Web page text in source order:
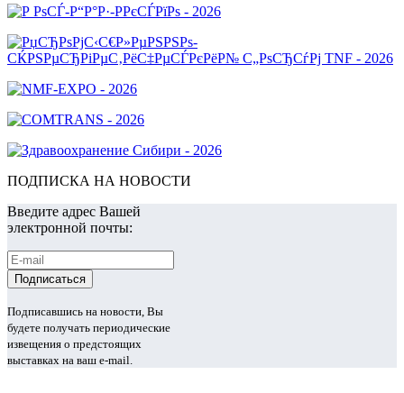
ПОДПИСКА НА НОВОСТИ
Введите адрес Вашей
электронной почты:
Подписавшись на новости, Вы
будете получать периодические
извещения о предстоящих
выставках на ваш e-mail.